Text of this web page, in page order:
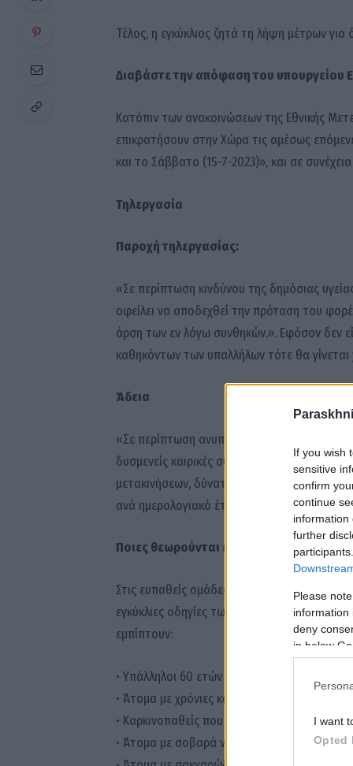
If you wish
sensitive
confirm
continue
information
further
Please
information
deny
in below
I want
Opted
Τέλος, η εγκύκλιος ζητά τη λήψη μέτρων
Διαβάστε την απόφαση του υπουργείου
Κατόπιν των ανακοινώσεων της Εθνικής
επικρατήσουν στην Χώρα τις αμέσως
και το Σάββατο (15-7-2023)», και σε
Τηλεργασία
Παροχή τηλεργασίας:
«Σε περίπτωση κινδύνου της δημόσιας
οφείλει να αποδεχθεί την πρόταση του
άρση των εν λόγω συνθηκών.». Εφόσον δεν
καθηκόντων των υπαλλήλων τότε θα γίνεται
Άδεια
«Σε περίπτωση ανυπαίτιας αδυναμίας
δυσμενείς καιρικές συνθήκες και εφόσον
μετακινήσεων, δύναται να χορηγείται
ανά ημερολογιακό έτος».
Ποιες θεωρούνται ευπαθείς ομάδες
Στις ευπαθείς ομάδες, σύμφωνα με τις
εγκύκλιες οδηγίες των συναρμόδιων
εμπίπτουν:
• Υπάλληλοι 60 ετών και άνω
• Άτομα με χρόνιες καρδιοαγγειακές ή
• Καρκινοπαθείς που κάνουν θεραπεία
• Άτομα με σοβαρά νευρολογικά και ψυχικά